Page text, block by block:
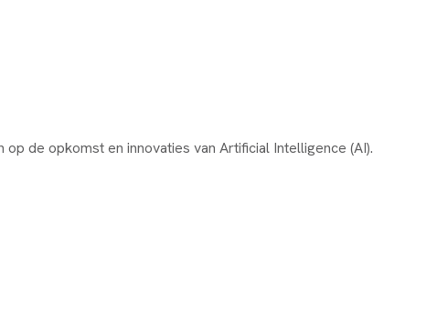
de opkomst en innovaties van Artificial Intelligence (AI).